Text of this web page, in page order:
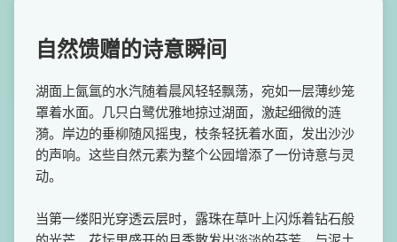
自然馈赠的诗意瞬间
湖面上氤氲的水汽随着晨风轻轻飘荡，宛如一层薄纱笼
罩着水面。几只白鹭优雅地掠过湖面，激起细微的涟
漪。岸边的垂柳随风摇曳，枝条轻抚着水面，发出沙沙
的声响。这些自然元素为整个公园增添了一份诗意与灵
动。
当第一缕阳光穿透云层时，露珠在草叶上闪烁着钻石般